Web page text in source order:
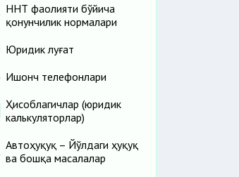
ННТ фаолияти бўйича
қонунчилик нормалари
Юридик луғат
Ишонч телефонлари
Ҳисоблагичлар (юридик
калькуляторлар)
Автоҳуқуқ – Йўлдаги ҳуқуқ
ва бошқа масалалар